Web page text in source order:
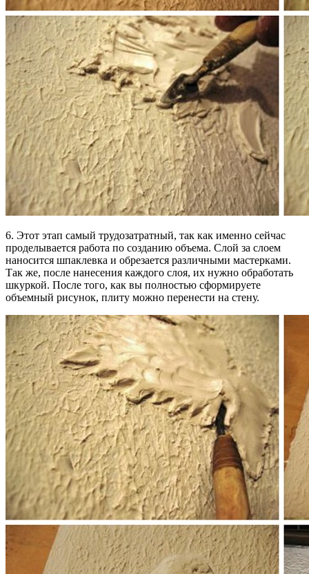
6. Этот этап самый трудозатратный, так как именно сейчас
проделывается работа по созданию объема. Слой за слоем
наносится шпаклевка и обрезается различными мастерками.
Так же, после нанесения каждого слоя, их нужно обработать
шкуркой. После того, как вы полностью сформируете
объемный рисунок, плиту можно перенести на стену.